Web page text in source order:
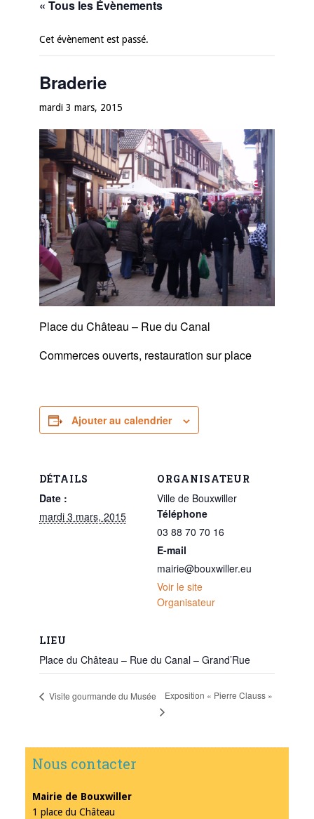
« Tous les Évènements
Cet évènement est passé.
Braderie
mardi 3 mars, 2015
Place du Château – Rue du Canal
Commerces ouverts, restauration sur place
Ajouter au calendrier
DÉTAILS
Date :
mardi 3 mars, 2015
ORGANISATEUR
Ville de Bouxwiller
Téléphone
03 88 70 70 16
E-mail
mairie@bouxwiller.eu
Voir le site
Organisateur
LIEU
Place du Château – Rue du Canal – Grand’Rue
Visite gourmande du Musée Exposition « Pierre Clauss »
Nous contacter
Mairie de Bouxwiller
1 place du Château